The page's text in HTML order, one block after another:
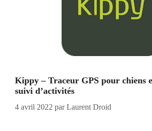
Kippy – Traceur GPS pour chiens
suivi d’activités
4 avril 2022 parLaurent Droid